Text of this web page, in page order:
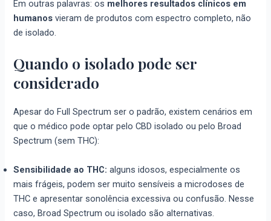
Em outras palavras: os melhores resultados clínicos em
humanos vieram de produtos com espectro completo, não
de isolado.
Quando o isolado pode ser
considerado
Apesar do Full Spectrum ser o padrão, existem cenários em
que o médico pode optar pelo CBD isolado ou pelo Broad
Spectrum (sem THC):
Sensibilidade ao THC: alguns idosos, especialmente os
mais frágeis, podem ser muito sensíveis a microdoses de
THC e apresentar sonolência excessiva ou confusão. Nesse
caso, Broad Spectrum ou isolado são alternativas.